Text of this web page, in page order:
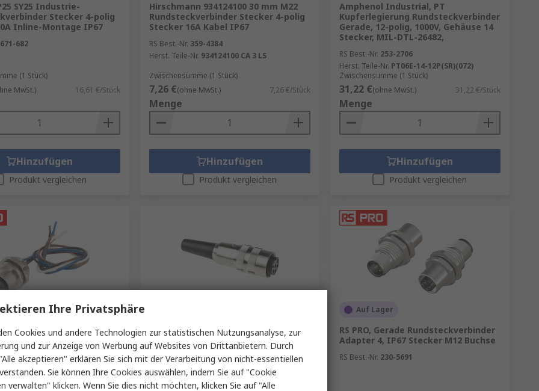
SY25 Industrie-
Stecker 4-polig
Inline-Montage IP67
671-682
(1 Stück)
MwSt.) 16,61 €/Stück
Hinzufügen
Produkt vergleichen
Hirschmann 934124100 30 mm M22
Rundsteckverbinder Stecker 4-polig
Stecker 16A Kabel IP67
RS Best.-Nr. 359-4384
Herst. Teile-Nr. 934124100 CA 3 LS
Zwischensumme (1 Stück)
7,26 €(ohne MwSt.) 7,26 €/Stück
Menge
Hinzufügen
Produkt vergleichen
Amphenol Industrial, PT
Kupferlegierung Rundsteckverbinder
Gerade, 12-polig, 1000V, Gehäuse 14
Stecker, MIL-DTL-26482,
RS Best.-Nr. 253-2706
Herst. Teile-Nr. PT06E-14-12P(SR)(072)
Zwischensumme (1 Stück)
31,22 €(ohne MwSt.) 31,22 €/Stück
Menge
Hinzufügen
Produkt vergleichen
19.6 mm M12
Buchse 4-polig
Frontplattenmontage
877-1110
Lumberg KV M16 DIN-Buchse Gerade
6-polig, DIN EN 60529, 250V ac 5A
IP40 Kabel, Mit Gewinde Buchse
RS Best.-Nr.
533-4910
Herst. Teile-Nr.
Auf Lager
RS PRO, Gerade Rundsteckverbinder
Adapter 4, IP67 Stecker M12 Buchse
RS Best.-Nr. 230-5691
Ihre Privatsphäre
Cookies und andere Technologien zur statistischen Nutzungsanalyse, zur
und zur Anzeige von Werbung auf Websites von Drittanbietern. Durch
akzeptieren" erklären Sie sich mit der Verarbeitung von nicht-essentiellen
Sie können Ihre Cookies auswählen, indem Sie auf "Cookie
verwalten" klicken. Wenn Sie dies nicht möchten, klicken Sie auf "Alle